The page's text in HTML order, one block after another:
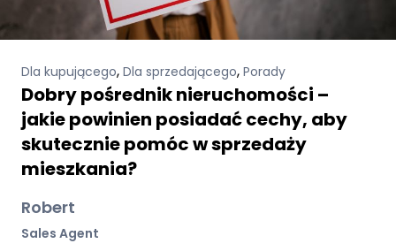
Dla kupującego, Dla sprzedającego, Porady
Dobry pośrednik nieruchomości –
jakie powinien posiadać cechy, aby
skutecznie pomóc w sprzedaży
mieszkania?
Robert
Sales Agent